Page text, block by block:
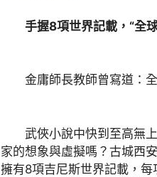
手握8項世界記載，“全球
金庸師長教師曾寫道：全
武俠小說中快到至高無上
家的想象與虛擬嗎？古城西
擁有8項吉尼斯世界記載，每